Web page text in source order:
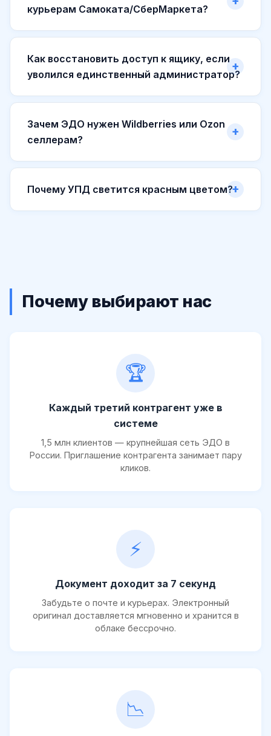
курьерам Самоката/СберМаркета?
Как восстановить доступ к ящику, если
уволился единственный администратор?
Зачем ЭДО нужен Wildberries или Ozon
селлерам?
Почему УПД светится красным цветом?
Почему выбирают нас
🏆
Каждый третий контрагент уже в
системе
1,5 млн клиентов — крупнейшая сеть ЭДО в
России. Приглашение контрагента занимает пару
кликов.
⚡
Документ доходит за 7 секунд
Забудьте о почте и курьерах. Электронный
оригинал доставляется мгновенно и хранится в
облаке бессрочно.
📉